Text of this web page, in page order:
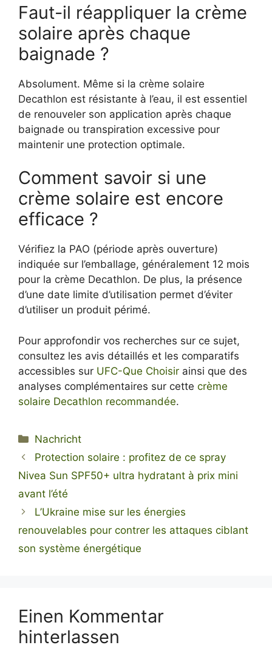
Faut-il réappliquer la crème
solaire après chaque
baignade ?
Absolument. Même si la crème solaire
Decathlon est résistante à l’eau, il est essentiel
de renouveler son application après chaque
baignade ou transpiration excessive pour
maintenir une protection optimale.
Comment savoir si une
crème solaire est encore
efficace ?
Vérifiez la PAO (période après ouverture)
indiquée sur l’emballage, généralement 12 mois
pour la crème Decathlon. De plus, la présence
d’une date limite d’utilisation permet d’éviter
d’utiliser un produit périmé.
Pour approfondir vos recherches sur ce sujet,
consultez les avis détaillés et les comparatifs
accessibles sur UFC-Que Choisir ainsi que des
analyses complémentaires sur cette crème
solaire Decathlon recommandée.
Kategorien
Nachricht
Protection solaire : profitez de ce spray
Nivea Sun SPF50+ ultra hydratant à prix mini
avant l’été
L’Ukraine mise sur les énergies
renouvelables pour contrer les attaques ciblant
son système énergétique
Einen Kommentar
hinterlassen